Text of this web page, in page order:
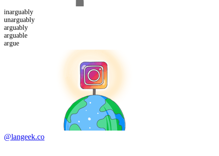
inarguably
unarguably
arguably
arguable
argue
@langeek.co